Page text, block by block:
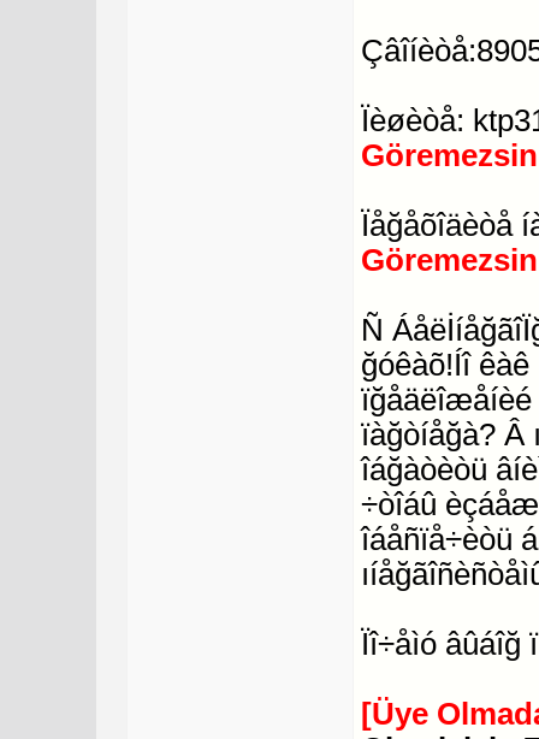
Ïèøèòå:
Ïåğåõîäèòå
Ñ
ğóêàõ!Íî
ïğåäëîæåíèé
ïàğòíåğà? Â
îáğàòèòü
÷òîáû
îáåñïå÷èòü
Ïî÷åìó âûáîğ
[Üye